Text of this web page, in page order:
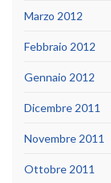
Marzo 2012
Febbraio 2012
Gennaio 2012
Dicembre 2011
Novembre 2011
Ottobre 2011